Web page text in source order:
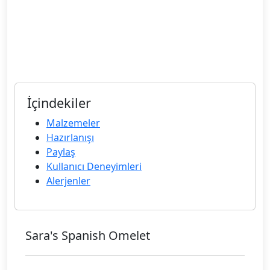
İçindekiler
Malzemeler
Hazırlanışı
Paylaş
Kullanıcı Deneyimleri
Alerjenler
Sara's Spanish Omelet